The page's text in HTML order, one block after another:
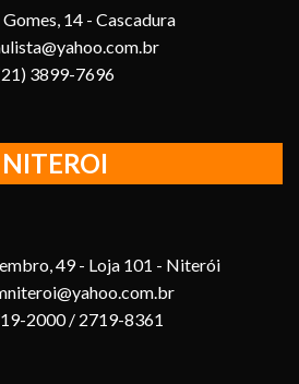
Gomes, 14 - Cascadura
3899-7696
NITEROI
49 - Loja 101 - Niterói
2000 / 2719-8361